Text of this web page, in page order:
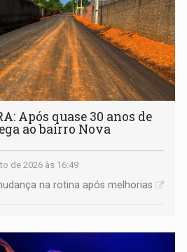
Após quase 30 anos de
ao bairro Nova
de 2026 às 16:49
na rotina após melhorias